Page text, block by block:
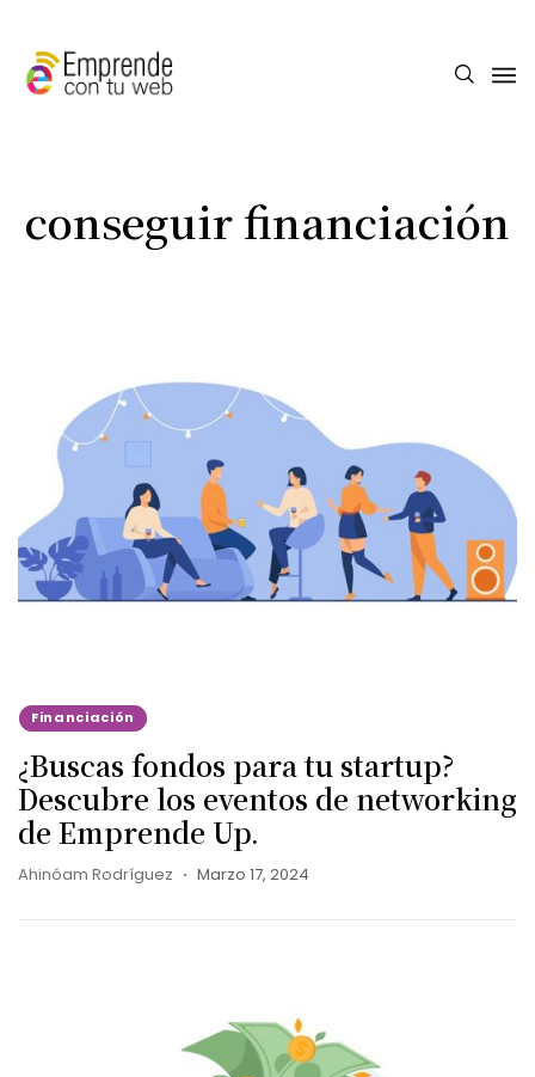
conseguir financiación
Financiación
¿Buscas fondos para tu startup?
Descubre los eventos de networking
de Emprende Up.
Ahinóam Rodríguez Marzo 17, 2024